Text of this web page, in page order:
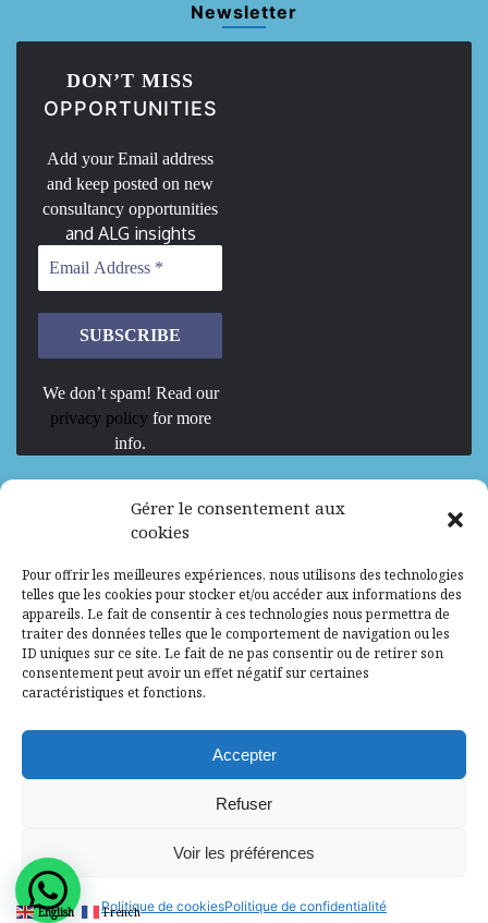
Gérer le consentement aux
cookies
Pour offrir les meilleures expériences, nous utilisons des technologies
telles que les cookies pour stocker et/ou accéder aux informations des
appareils. Le fait de consentir à ces technologies nous permettra de
traiter des données telles que le comportement de navigation ou les
ID uniques sur ce site. Le fait de ne pas consentir ou de retirer son
consentement peut avoir un effet négatif sur certaines
caractéristiques et fonctions.
Accepter
Refuser
Voir les préférences
Politique de cookiesPolitique de confidentialité
Newsletter
DON’T MISS
OPPORTUNITIES
Add your Email address
and keep posted on new
consultancy opportunities
and ALG insights
We don’t spam! Read our
privacy policy for more
info.
We are Hiring
Mission d’excellence en IA, Machine
Learning et LLM
Abidjan, Côte d'Ivoire ALG Consultant
Research Assistants – Accra
Research Assistants – Lagos
Consultant
© 2025 - All Rights Reserved - Africa Label
English French